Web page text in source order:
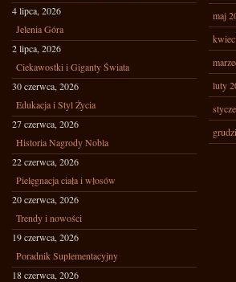
4 lipca, 2026
Jelenia Góra
2 lipca, 2026
Ciekawostki i Giganty Świata
30 czerwca, 2026
Edukacja i Styl Życia
27 czerwca, 2026
Historia Nagrody Nobla
22 czerwca, 2026
Pielęgnacja ciała i włosów
20 czerwca, 2026
Trendy i nowości
19 czerwca, 2026
Poradnik Suplementacyjny
18 czerwca, 2026
maj
luty